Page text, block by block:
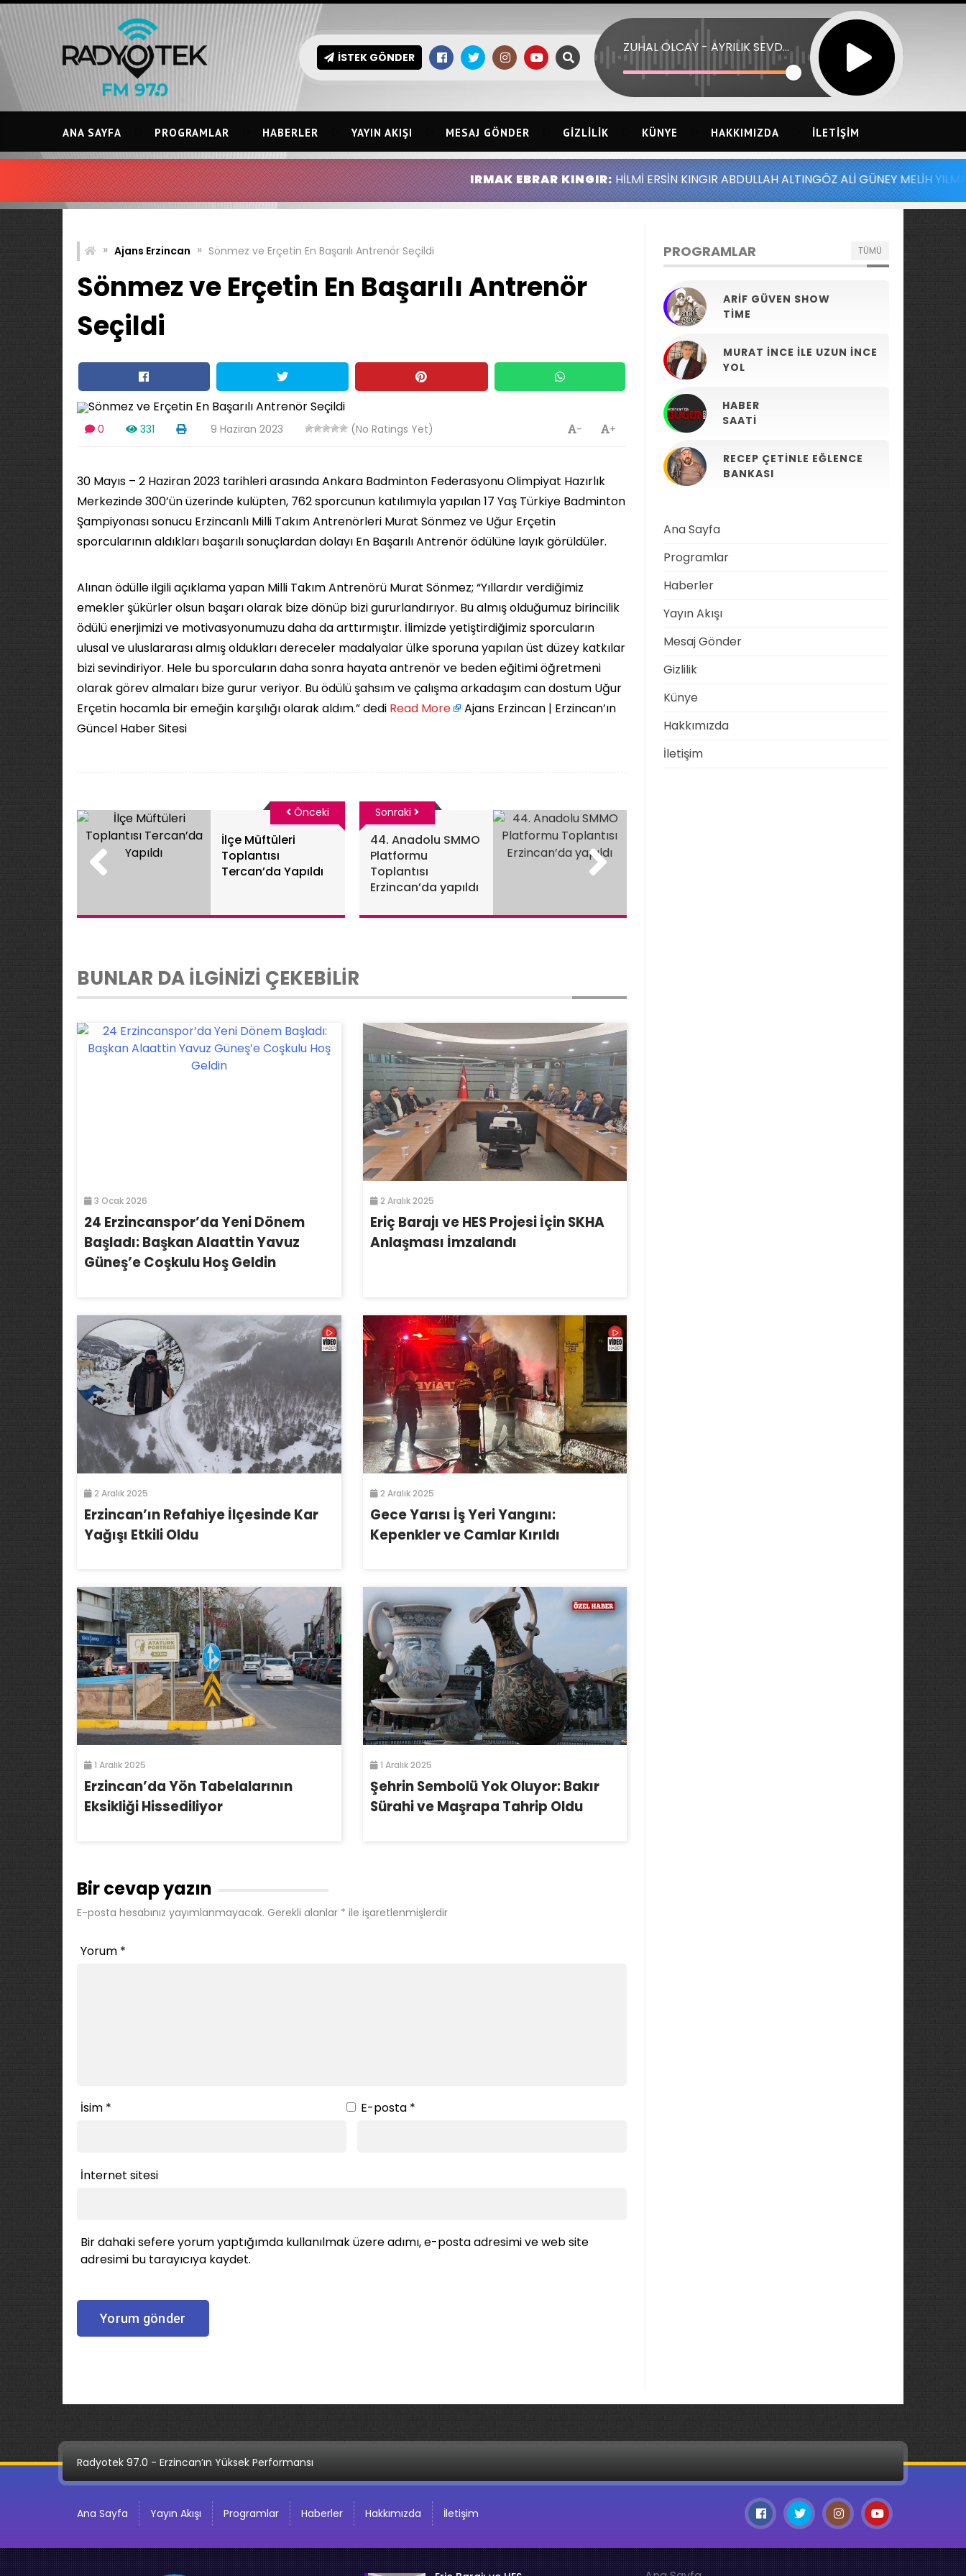
Skip
to
content
İSTEK GÖNDER
ZUHAL OLCAY - AYRILIK SEVDAYA DAHIL
ANA SAYFA PROGRAMLAR HABERLER YAYIN AKIŞI MESAJ GÖNDER GIZLILIK KÜNYE HAKKIMIZDA İLETIŞIM
IRMAK EBRAR KINGIR:HİLMİ ERSİN KINGIR ABDULLAH ALTINGÖZ ALİ GÜNEY MELİH YILMAZ SERDAR
» Ajans Erzincan » Sönmez ve Erçetin En Başarılı Antrenör Seçildi
Sönmez ve Erçetin En Başarılı Antrenör
Seçildi
0 331 9 Haziran 2023 (No Ratings Yet) +
-
30 Mayıs – 2 Haziran 2023 tarihleri arasında Ankara Badminton Federasyonu Olimpiyat Hazırlık
Merkezinde 300’ün üzerinde kulüpten, 762 sporcunun katılımıyla yapılan 17 Yaş Türkiye Badminton
Şampiyonası sonucu Erzincanlı Milli Takım Antrenörleri Murat Sönmez ve Uğur Erçetin
sporcularının aldıkları başarılı sonuçlardan dolayı En Başarılı Antrenör ödülüne layık görüldüler.
Alınan ödülle ilgili açıklama yapan Milli Takım Antrenörü Murat Sönmez; “Yıllardır verdiğimiz
emekler şükürler olsun başarı olarak bize dönüp bizi gururlandırıyor. Bu almış olduğumuz birincilik
ödülü enerjimizi ve motivasyonumuzu daha da arttırmıştır. İlimizde yetiştirdiğimiz sporcuların
ulusal ve uluslararası almış oldukları dereceler madalyalar ülke sporuna yapılan üst düzey katkılar
bizi sevindiriyor. Hele bu sporcuların daha sonra hayata antrenör ve beden eğitimi öğretmeni
olarak görev almaları bize gurur veriyor. Bu ödülü şahsım ve çalışma arkadaşım can dostum Uğur
Erçetin hocamla bir emeğin karşılığı olarak aldım.” dedi ​ Read More
Ajans Erzincan | Erzincan’ın
Güncel Haber Sitesi
İlçe Müftüleri
Toplantısı
Tercan’da Yapıldı
Önceki
44. Anadolu SMMO
Platformu
Toplantısı
Erzincan’da yapıldı
Sonraki
BUNLAR DA İLGİNİZİ ÇEKEBİLİR
3 Ocak 2026
24 Erzincanspor’da Yeni Dönem
Başladı: Başkan Alaattin Yavuz
Güneş’e Coşkulu Hoş Geldin
2 Aralık 2025
Eriç Barajı ve HES Projesi İçin SKHA
Anlaşması İmzalandı
2 Aralık 2025
Erzincan’ın Refahiye İlçesinde Kar
Yağışı Etkili Oldu
2 Aralık 2025
Gece Yarısı İş Yeri Yangını:
Kepenkler ve Camlar Kırıldı
1 Aralık 2025
Erzincan’da Yön Tabelalarının
Eksikliği Hissediliyor
1 Aralık 2025
Şehrin Sembolü Yok Oluyor: Bakır
Sürahi ve Maşrapa Tahrip Oldu
Bir cevap yazın
E-posta hesabınız yayımlanmayacak. Gerekli alanlar * ile işaretlenmişlerdir
Yorum *
İsim * E-posta *
İnternet sitesi
Bir dahaki sefere yorum yaptığımda kullanılmak üzere adımı, e-posta adresimi ve web site
adresimi bu tarayıcıya kaydet.
PROGRAMLAR TÜMÜ
ARIF GÜVEN SHOW
TIME
MURAT İNCE ILE UZUN İNCE
YOL
HABER
SAATI
RECEP ÇETINLE EĞLENCE
BANKASI
Ana Sayfa
Programlar
Haberler
Yayın Akışı
Mesaj Gönder
Gizlilik
Künye
Hakkımızda
İletişim
Radyotek 97.0 - Erzincan’ın Yüksek Performansı
Ana Sayfa Yayın Akışı Programlar Haberler Hakkımızda İletişim